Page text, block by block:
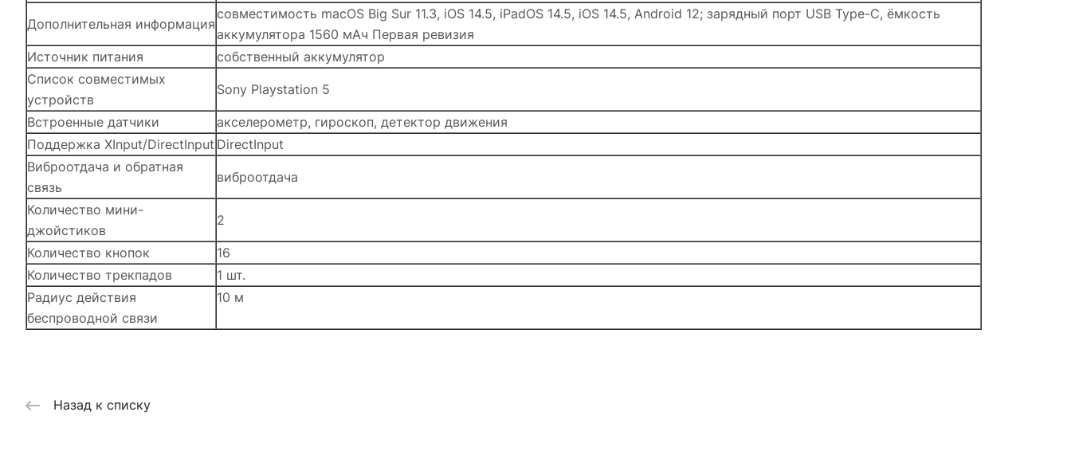
Дополнительная информация
совместимость macOS Big Sur 11.3, iOS 14.5, iPadOS 14.5, iOS 14.5, Android 12; зарядный порт USB Type-C, ёмкость
аккумулятора 1560 мАч Первая ревизия
Источник питания
собственный аккумулятор
Список совместимых
устройств
Sony Playstation 5
Встроенные датчики
акселерометр, гироскоп, детектор движения
Поддержка XInput/DirectInput DirectInput
Виброотдача и обратная
связь
виброотдача
Количество мини-
джойстиков
2
Количество кнопок
16
Количество трекпадов
1 шт.
Радиус действия
беспроводной связи
10 м
Назад к списку